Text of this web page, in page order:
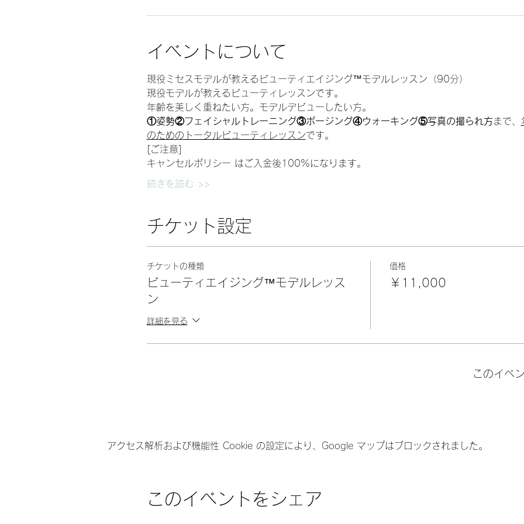
イベントについて
現役ミセスモデルが教えるビューティエイジング™️モデルレッスン（90分）
現役モデルが教えるビューティレッスンです。
年齢を美しく重ねたい方。モデルデビューしたい方。
①姿勢②フェイシャルトレーニング③ポージング④ウォーキング⑤写真の撮られ方まで、
のためのトータルビューティレッスンです。
[ご注意]
キャンセルポリシー はご入金後100%になります。
続きを読む >>
チケット設定
チケットの種類
ビューティエイジング™️モデルレッス
ン
詳細を見る
価格
￥11,000
このイベ
アクセス解析および機能性 Cookie の設定により、Google マップはブロックされました。
このイベントをシェア